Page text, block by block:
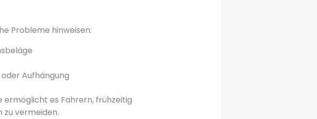
Probleme hinweisen:
Aufhängung
ermöglicht es Fahrern, frühzeitig
zu vermeiden.